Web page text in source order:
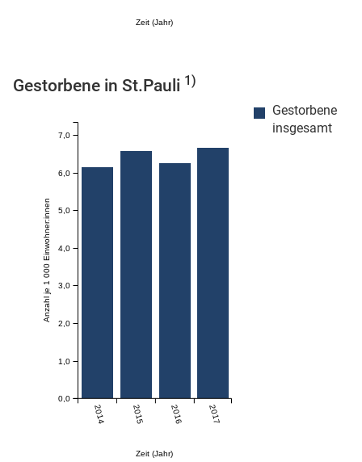
(Mikrozensus)
Zeit (Jahr)
Gestorbene in St.Pauli 1)
Gestorbene
insgesamt
Zeit (Jahr)
2014 2015 2016 2017
Anzahl je 1 000 Einwohner:innen
0,0
1,0
2,0
3,0
4,0
5,0
6,0
7,0